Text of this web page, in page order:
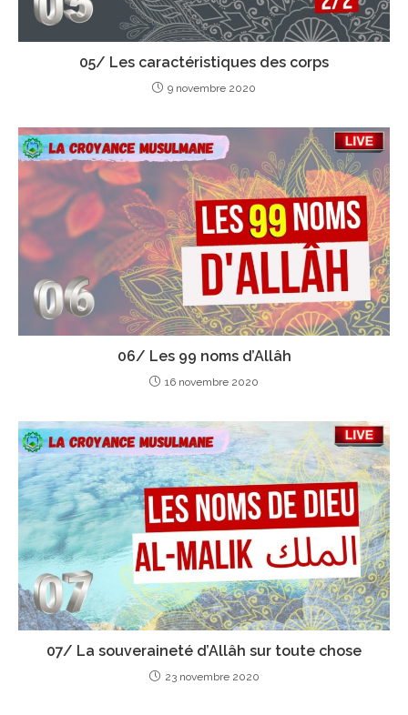
05/ Les caractéristiques des corps
9 novembre 2020
06/ Les 99 noms d’Allâh
16 novembre 2020
07/ La souveraineté d’Allâh sur toute chose
23 novembre 2020